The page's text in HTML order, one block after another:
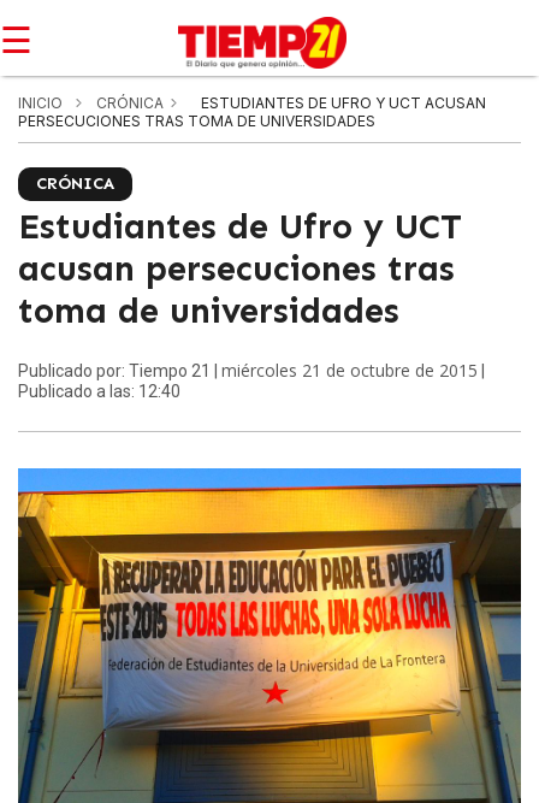
☰
INICIO CRÓNICA
ESTUDIANTES DE UFRO Y UCT ACUSAN
PERSECUCIONES TRAS TOMA DE UNIVERSIDADES
CRÓNICA
Estudiantes de Ufro y UCT
acusan persecuciones tras
toma de universidades
Publicado por: Tiempo 21 | miércoles 21 de octubre de 2015
Publicado a las: 12:40